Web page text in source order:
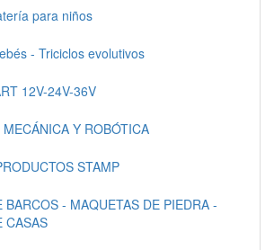
para niños
- Triciclos evolutivos
12V-24V-36V
Y ROBÓTICA
STAMP
BARCOS - MAQUETAS DE PIEDRA -
CASAS